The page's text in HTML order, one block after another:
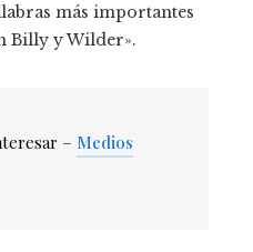
más importantes
Billy y Wilder».
– Medios